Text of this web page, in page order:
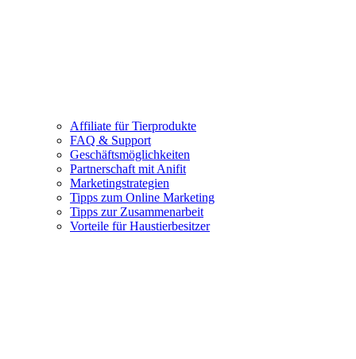
Affiliate für Tierprodukte
FAQ & Support
Geschäftsmöglichkeiten
Partnerschaft mit Anifit
Marketingstrategien
Tipps zum Online Marketing
Tipps zur Zusammenarbeit
Vorteile für Haustierbesitzer